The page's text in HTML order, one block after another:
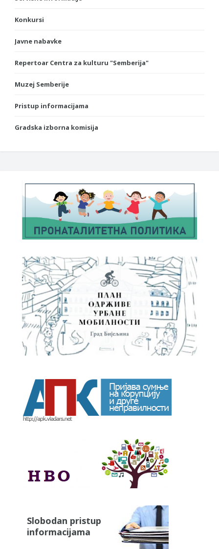
Konkursi
Javne nabavke
Repertoar Centra za kulturu "Semberija"
Muzej Semberije
Pristup informacijama
Gradska izborna komisija
Slobodan pristup
informacijama